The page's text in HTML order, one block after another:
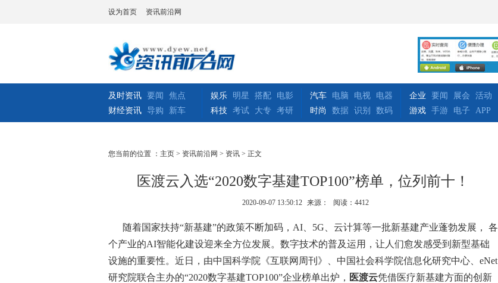
设为首页 资讯前沿网
及时资讯 要闻
焦点
财经资讯 导购 新车
娱乐 明星 搭配
电影
科技 考试 大专 考研
汽车 电脑 电视
电器
时尚
数据 识别 数码
企业 要闻 展会
活动
游戏 手游 电子 APP
您当前的位置 ： 主页 > 资讯前沿网 > 资讯 > 正文
医渡云入选“2020数字基建TOP100”榜单，位列前十！
2020-09-07 13:50:12 来源： 阅读：4412
随着国家扶持“新基建”的政策不断加码，AI
5G、云计算等一批新基建产业蓬勃发展， 各
个产业的AI智能化建设迎来全方位发展。数字技术的普及运用，让人们愈发感受到新型基础
设施的重要性。近日，由中国科学院《互联网周刊》、中国社会科学院信息化研究中心、eNet
研究院联合主办的“2020数字基建TOP100”企业榜单出炉， 医渡云凭借医疗新基建方面的创新